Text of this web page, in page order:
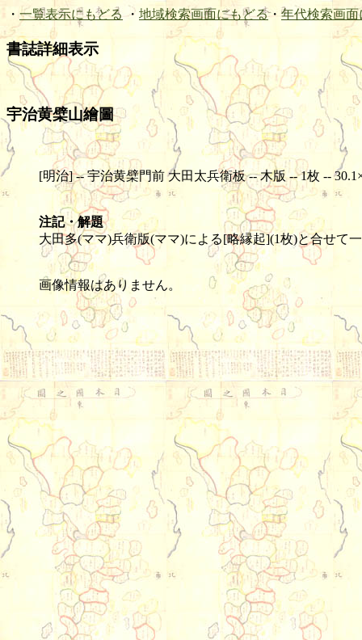
・ 一覧表示にもどる ・ 地域検索画面にもどる・ 年代検索画面
書誌詳細表示
宇治黄檗山繪圖
[明治] -- 宇治黄檗門前 大田太兵衛板 -- 木版 -- 1枚 --
注記・解題
大田多(ママ)兵衛版(ママ)による[略縁起](1枚)と合せて
画像情報はありません。